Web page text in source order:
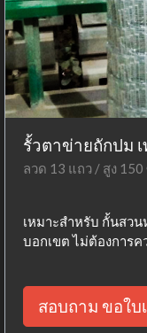
รั้วตาข่ายถักปม
ลวด 13 แถว / สูง
เหมาะสำหรับ กั้นสว
บอกเขต ไม่ต้องการค
สอบถาม ขอใบ